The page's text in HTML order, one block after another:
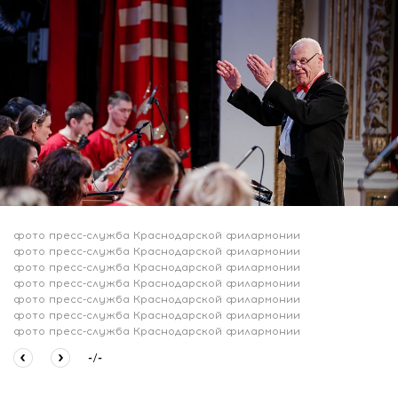
фото пресс-служба Краснодарской филармонии
фото пресс-служба Краснодарской филармонии
фото пресс-служба Краснодарской филармонии
фото пресс-служба Краснодарской филармонии
фото пресс-служба Краснодарской филармонии
фото пресс-служба Краснодарской филармонии
фото пресс-служба Краснодарской филармонии
-/-